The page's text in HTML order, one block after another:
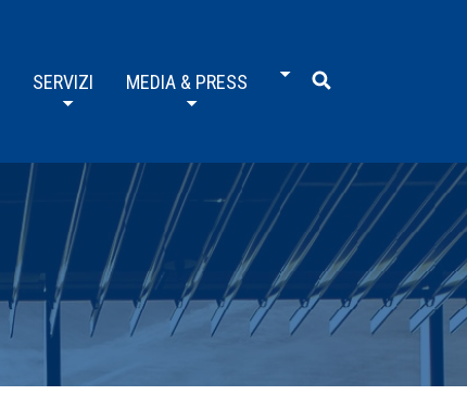
SERVIZI MEDIA & PRESS